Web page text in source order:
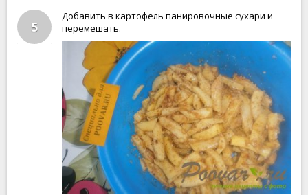
5
Добавить в картофель панировочные сухари и
перемешать.